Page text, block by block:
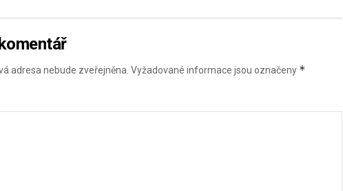
adresa nebude zveřejněna. Vyžadované informace jsou označeny *